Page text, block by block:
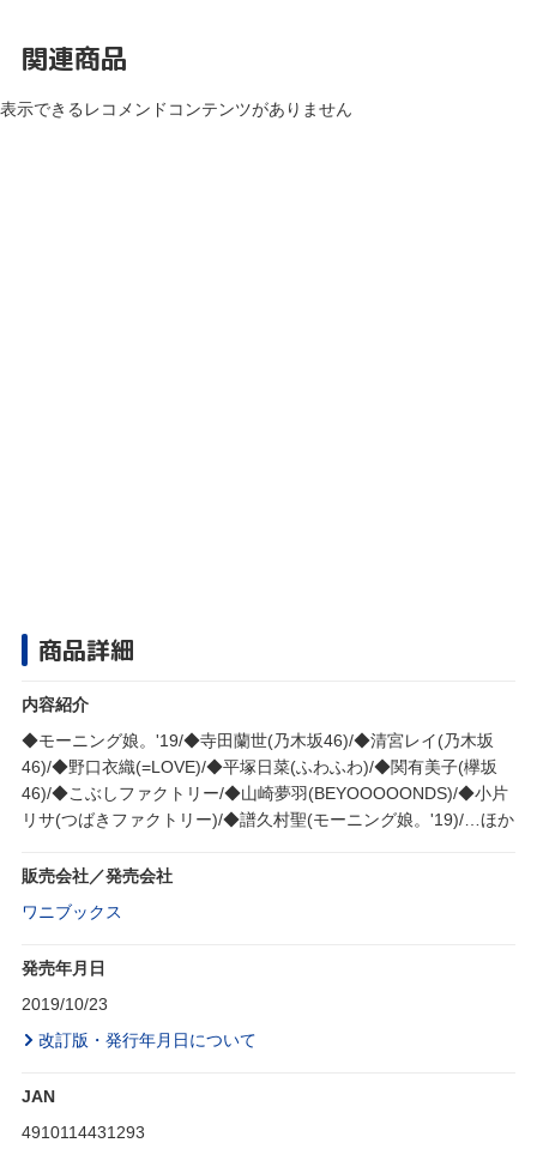
関連商品
表示できるレコメンドコンテンツがありません
商品詳細
内容紹介
◆モーニング娘。'19/◆寺田蘭世(乃木坂46)/◆清宮レイ(乃木坂
46)/◆野口衣織(=LOVE)/◆平塚日菜(ふわふわ)/◆関有美子(欅坂
46)/◆こぶしファクトリー/◆山崎夢羽(BEYOOOOONDS)/◆小片
リサ(つばきファクトリー)/◆譜久村聖(モーニング娘。'19)/…ほか
販売会社／発売会社
ワニブックス
発売年月日
2019/10/23
改訂版・発行年月日について
JAN
4910114431293